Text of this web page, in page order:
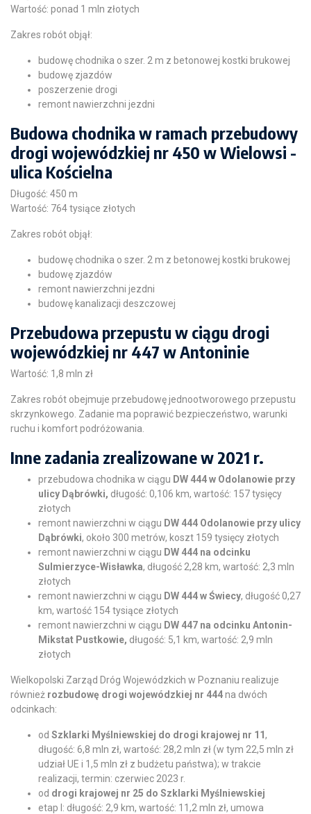
Wartość: ponad 1 mln złotych
Zakres robót objął:
budowę chodnika o szer. 2 m z betonowej kostki brukowej
budowę zjazdów
poszerzenie drogi
remont nawierzchni jezdni
Budowa chodnika w ramach przebudowy
drogi wojewódzkiej nr 450 w Wielowsi -
ulica Kościelna
Długość: 450 m
Wartość: 764 tysiące złotych
Zakres robót objął:
budowę chodnika o szer. 2 m z betonowej kostki brukowej
budowę zjazdów
remont nawierzchni jezdni
budowę kanalizacji deszczowej
Przebudowa przepustu w ciągu drogi
wojewódzkiej nr 447 w Antoninie
Wartość: 1,8 mln zł
Zakres robót obejmuje przebudowę jednootworowego przepustu
skrzynkowego. Zadanie ma poprawić bezpieczeństwo, warunki
ruchu i komfort podróżowania.
Inne zadania zrealizowane w 2021 r.
przebudowa chodnika w ciągu DW 444 w Odolanowie przy
ulicy Dąbrówki, długość: 0,106 km, wartość: 157 tysięcy
złotych
remont nawierzchni w ciągu DW 444 Odolanowie przy ulicy
Dąbrówki, około 300 metrów, koszt 159 tysięcy złotych
remont nawierzchni w ciągu DW 444 na odcinku
Sulmierzyce-Wisławka, długość 2,28 km, wartość: 2,3 mln
złotych
remont nawierzchni w ciągu DW 444 w Świecy, długość 0,27
km, wartość 154 tysiące złotych
remont nawierzchni w ciągu DW 447 na odcinku Antonin-
Mikstat Pustkowie, długość: 5,1 km, wartość: 2,9 mln
złotych
Wielkopolski Zarząd Dróg Wojewódzkich w Poznaniu realizuje
również rozbudowę drogi wojewódzkiej nr 444na dwóch
odcinkach:
od Szklarki Myślniewskiej do drogi krajowej nr 11,
długość: 6,8 mln zł, wartość: 28,2 mln zł (w tym 22,5 mln zł
udział UE i 1,5 mln zł z budżetu państwa); w trakcie
realizacji, termin: czerwiec 2023 r.
od drogi krajowej nr 25 do Szklarki Myślniewskiej
etap I: długość: 2,9 km, wartość: 11,2 mln zł, umowa